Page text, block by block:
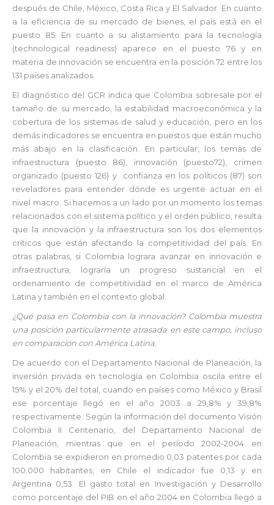
después de Chile, México, Costa Rica y El Salvador. En cuanto
a la eficiencia de su mercado de bienes, el país está en el
puesto 85. En cuanto a su alistamiento para la tecnología
(technological readiness) aparece en el puesto 76 y en
materia de innovación se encuentra en la posición 72 entre los
131 países analizados.
El diagnóstico del GCR indica que Colombia sobresale por el
tamaño de su mercado, la estabilidad macroeconómica y la
cobertura de los sistemas de salud y educación, pero en los
demás indicadores se encuentra en puestos que están mucho
más abajo en la clasificación. En particular, los temas de
infraestructura (puesto 86), innovación (puesto72), crimen
organizado (puesto 126) y confianza en los políticos (87) son
reveladores para entender dónde es urgente actuar en el
nivel macro. Si hacemos a un lado por un momento los temas
relacionados con el sistema político y el orden público, resulta
que la innovación y la infraestructura son los dos elementos
críticos que están afectando la competitividad del país. En
otras palabras, si Colombia lograra avanzar en innovación e
infraestructura, lograría un progreso sustancial en el
ordenamiento de competitividad en el marco de América
Latina y también en el contexto global.
¿Qué pasa en Colombia con la innovación? Colombia muestra
una posición particularmente atrasada en este campo, incluso
en comparación con América Latina.
De acuerdo con el Departamento Nacional de Planeación, la
inversión privada en tecnología en Colombia oscila entre el
15% y el 20% del total, cuando en países como México y Brasil
ese porcentaje llegó en el año 2003 a 29,8% y 39,8%
respectivamente. Según la información del documento Visión
Colombia II Centenario, del Departamento Nacional de
Planeación, mientras que en el período 2002-2004 en
Colombia se expidieron en promedio 0,03 patentes por cada
100.000 habitantes, en Chile el indicador fue 0,13 y en
Argentina 0,53. El gasto total en Investigación y Desarrollo
como porcentaje del PIB en el año 2004 en Colombia llegó a